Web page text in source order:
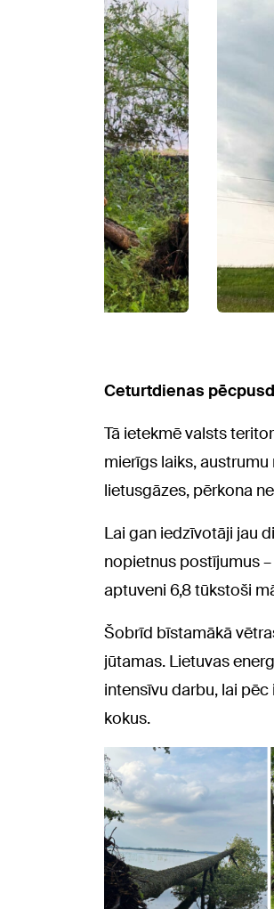
Ceturtdienas
Tā ietekmē valsts
mierīgs laiks,
lietusgāzes, pērkona
Lai gan iedzīvotāji jau
nopietnus postījumus
aptuveni 6,8 tūkstoši
Šobrīd bīstamākā
jūtamas. Lietuvas
intensīvu darbu, lai
kokus.